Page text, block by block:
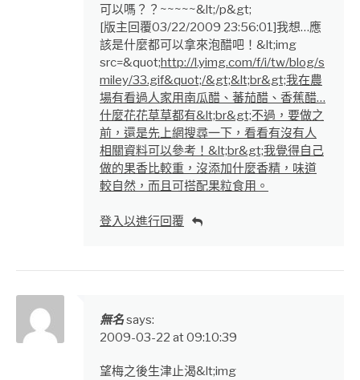
可以嗎？？~~~~~&lt;/p&gt;
[版主回覆03/22/2009 23:56:01]我想…應
該是什麼都可以拿來泡醋吧！&lt;img
src=&quot;http://l.yimg.com/f/i/tw/blog/s
miley/33.gif&quot;/&gt;&lt;br&gt;我在農
場有看過人家用南瓜醋、蕃茄醋、香蕉醋…
什麼花花草草都有&lt;br&gt;不過，要做之
前，還是先上網搜尋一下，看看有沒有人
相關資料可以參考！&lt;br&gt;我覺得自己
做的果香比較重，沒添加什麼香精，味道
較自然，而且可搭配果粒食用。
登入以進行回覆
無名says:
2009-03-22 at 09:10:39
望梅之後生津止渴&lt;img